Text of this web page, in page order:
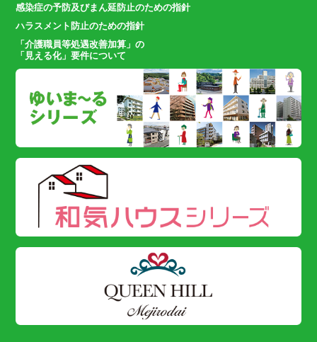
感染症の予防及びまん延防止のための指針
ハラスメント防止のための指針
「介護職員等処遇改善加算」の
「見える化」要件について